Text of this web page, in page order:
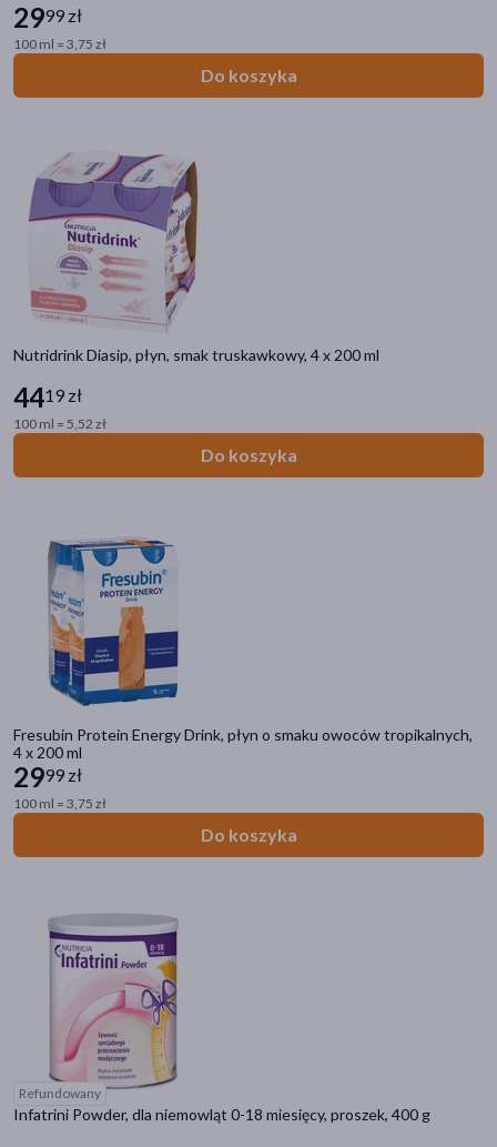
2999 zł
100 ml = 3,75 zł
Do koszyka
Nutridrink Diasip, płyn, smak truskawkowy, 4 x 200 ml
4419 zł
100 ml = 5,52 zł
Do koszyka
Fresubin Protein Energy Drink, płyn o smaku owoców tropikalnych,
4 x 200 ml
2999 zł
100 ml = 3,75 zł
Do koszyka
Refundowany
Infatrini Powder, dla niemowląt 0-18 miesięcy, proszek, 400 g